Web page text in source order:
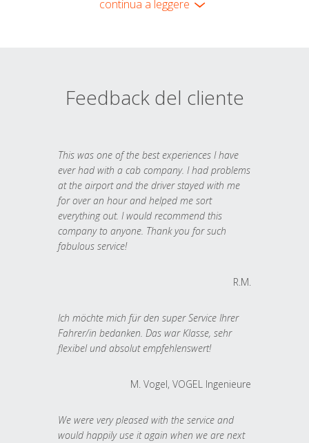
continua a leggere
Feedback del cliente
This was one of the best experiences I have
ever had with a cab company. I had problems
at the airport and the driver stayed with me
for over an hour and helped me sort
everything out. I would recommend this
company to anyone. Thank you for such
fabulous service!
R.M.
Ich möchte mich für den super Service Ihrer
Fahrer/in bedanken. Das war Klasse, sehr
flexibel und absolut empfehlenswert!
M. Vogel, VOGEL Ingenieure
We were very pleased with the service and
would happily use it again when we are next